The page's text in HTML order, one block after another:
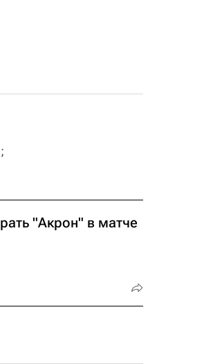
"Акрон" в матче